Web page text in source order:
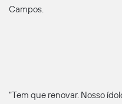
Campos.
“Tem que renovar. Nosso